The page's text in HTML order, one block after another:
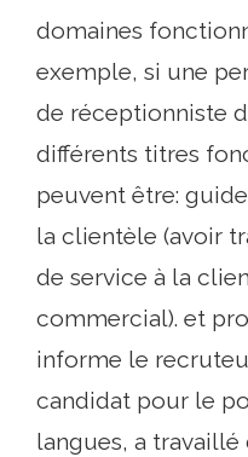
domaines
exemple, si une
de réceptionniste
différents titres
peuvent être:
la clientèle (avoir
de service à la
commercial). et
informe le
candidat pour le
langues, a